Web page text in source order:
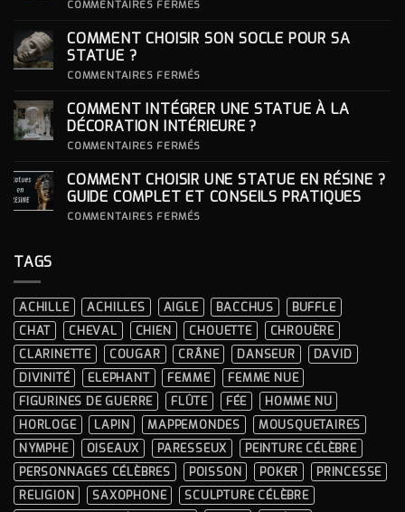
COMMENTAIRES FERMÉS
POUR
ICONIQUES
DES
CÉRÉMONIES
COMMENT CHOISIR SON SOCLE POUR SA
STATUE ?
COMMENTAIRES FERMÉS
SON
SOCLE
POUR
COMMENT INTÉGRER UNE STATUE À LA
DÉCORATION INTÉRIEURE ?
COMMENTAIRES FERMÉS
UNE
STATUE
À
COMMENT CHOISIR UNE STATUE EN RÉSINE ?
GUIDE COMPLET ET CONSEILS PRATIQUES
COMMENTAIRES FERMÉS
?
GUIDE
COMPLET
ET
CONSEILS
PRATIQUES
TAGS
ACHILLE ACHILLES AIGLE BACCHUS
BUFFLE
CHAT
CHEVAL CHIEN CHOUETTE
CHROUÈRE
CLARINETTE
COUGAR CRÂNE DANSEUR
DAVID
DIVINITÉ
ELEPHANT FEMME
FEMME NUE
FIGURINES DE GUERRE
FLÛTE FÉE
HOMME NU
HORLOGE
LAPIN MAPPEMONDES
MOUSQUETAIRES
NYMPHE
OISEAUX PARESSEUX
PEINTURE CÉLÈBRE
PERSONNAGES CÉLÈBRES
POISSON POKER
PRINCESSE
RELIGION
SAXOPHONE
SCULPTURE CÉLÈBRE